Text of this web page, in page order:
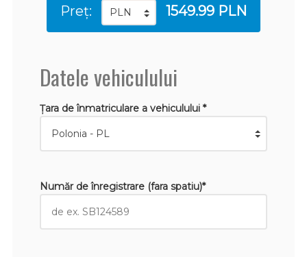
Preț: 1549.99 PLN
Datele vehiculului
Țara de înmatriculare a vehiculului *
Număr de înregistrare (fara spatiu)*